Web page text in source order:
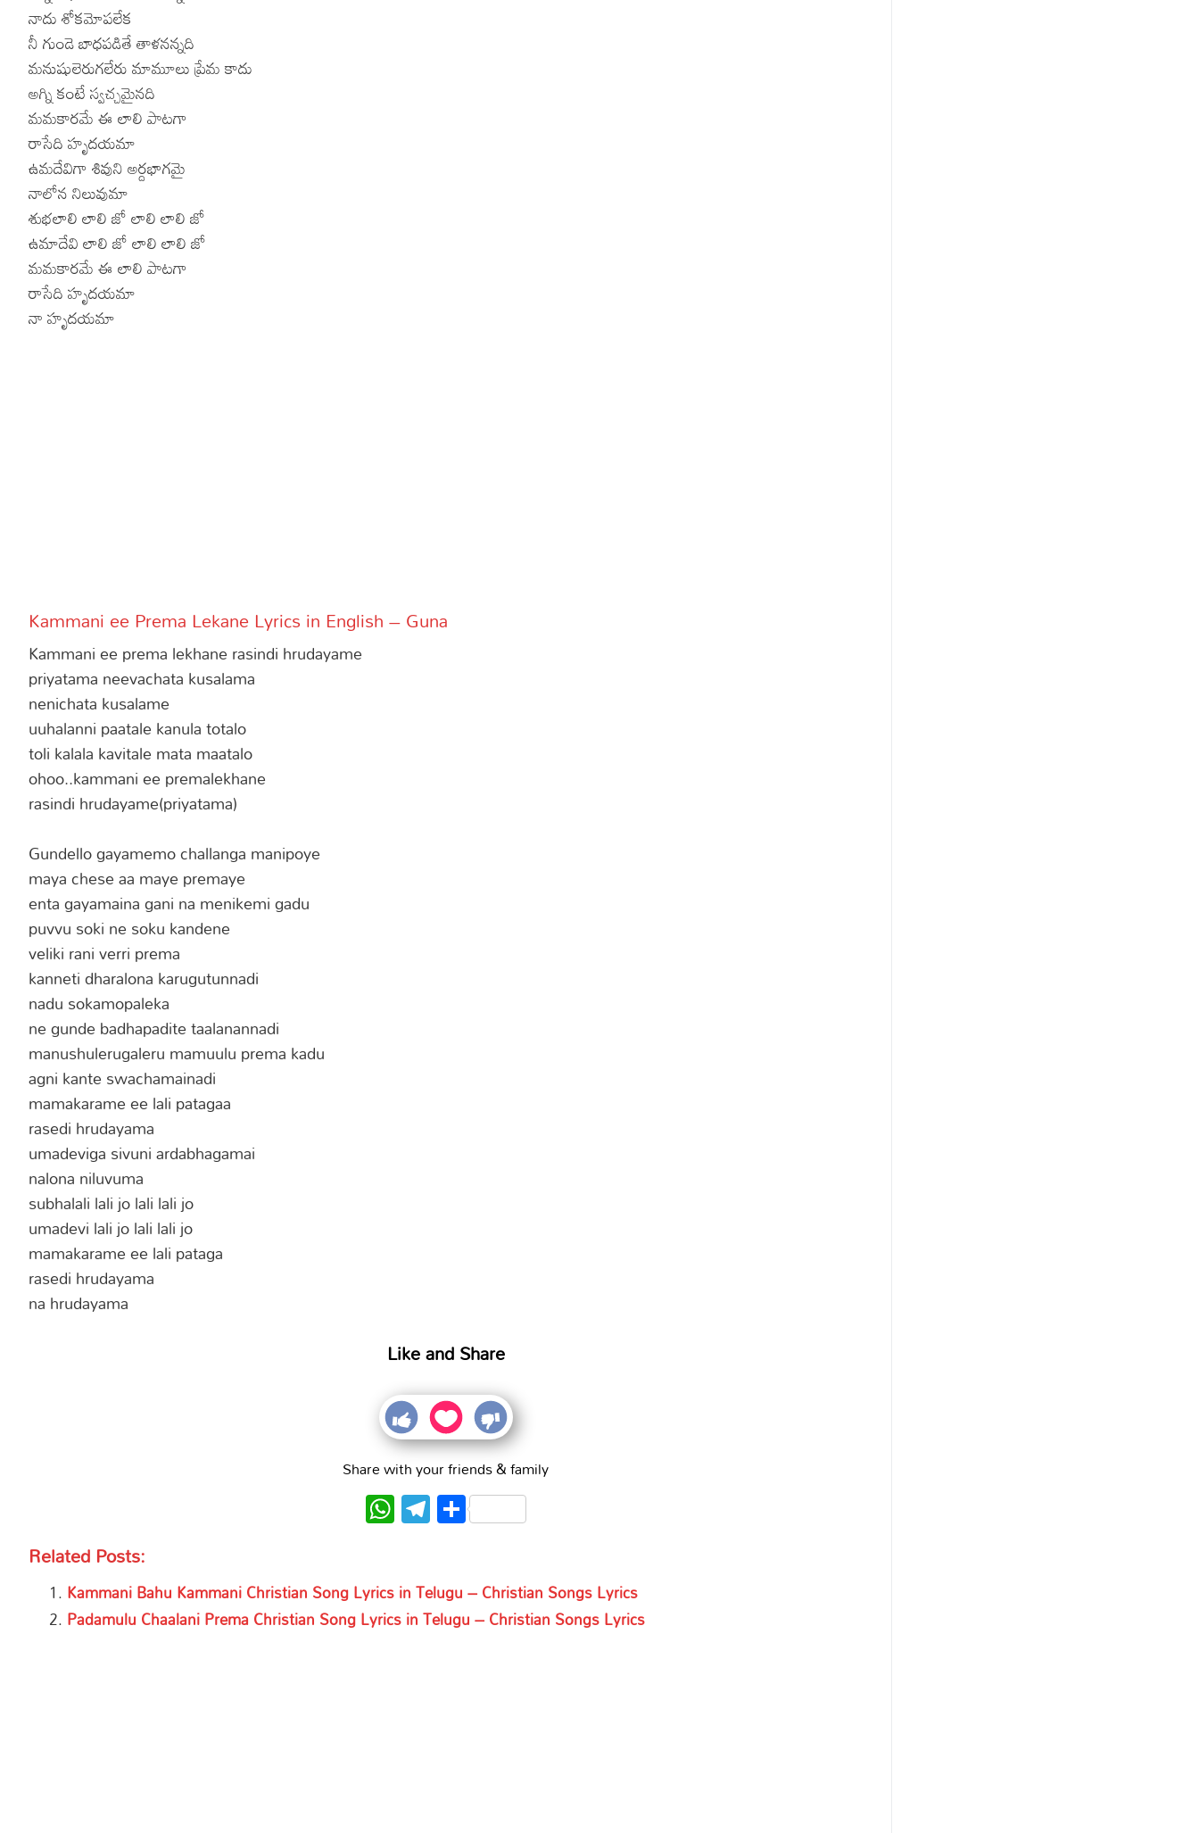
నాదు శోకమోపలేక
నీ గుండె బాధపడితే తాళనన్నది
మనుషులెరుగలేరు మామూలు ప్రేమ కాదు
అగ్ని కంటే స్వచ్చమైనది
మమకారమే ఈ లాలి పాటగా
రాసేది హృదయమా
ఉమదేవిగా శివుని అర్దభాగమై
నాలోన నిలువుమా
శుభలాలి లాలి జో లాలి లాలి జో
ఉమాదేవి లాలి జో లాలి లాలి జో
మమకారమే ఈ లాలి పాటగా
రాసేది హృదయమా
నా హృదయమా
Kammani ee Prema Lekane Lyrics in English – Guna
Kammani ee prema lekhane rasindi hrudayame
priyatama neevachata kusalama
nenichata kusalame
uuhalanni paatale kanula totalo
toli kalala kavitale mata maatalo
ohoo..kammani ee premalekhane
rasindi hrudayame(priyatama)
Gundello gayamemo challanga manipoye
maya chese aa maye premaye
enta gayamaina gani na menikemi gadu
puvvu soki ne soku kandene
veliki rani verri prema
kanneti dharalona karugutunnadi
nadu sokamopaleka
ne gunde badhapadite taalanannadi
manushulerugaleru mamuulu prema kadu
agni kante swachamainadi
mamakarame ee lali patagaa
rasedi hrudayama
umadeviga sivuni ardabhagamai
nalona niluvuma
subhalali lali jo lali lali jo
umadevi lali jo lali lali jo
mamakarame ee lali pataga
rasedi hrudayama
na hrudayama
Like and Share
Share with your friends & family
WhatsApp
Telegram
Share
Related Posts:
Kammani Bahu Kammani Christian Song Lyrics in Telugu – Christian Songs Lyrics
Padamulu Chaalani Prema Christian Song Lyrics in Telugu – Christian Songs Lyrics